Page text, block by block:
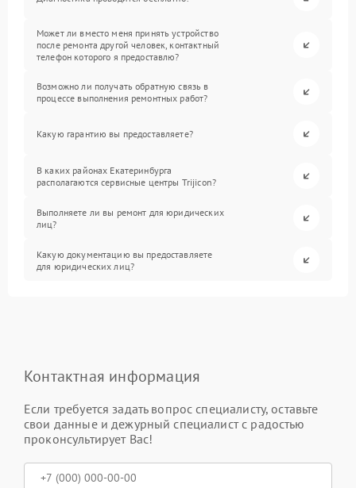
Может ли вместо меня принять устройство
после ремонта другой человек, контактный
телефон которого я предоставлю?
Возможно ли получать обратную связь в
процессе выполнения ремонтных работ?
Какую гарантию вы предоставляете?
В каких районах Екатеринбурга
располагаются сервисные центры Trijicon?
Выполняете ли вы ремонт для юридических
лиц?
Какую документацию вы предоставляете
для юридических лиц?
Контактная информация
Если требуется задать вопрос специалисту, оставьте
свои данные и дежурный специалист с радостью
проконсультирует Вас!